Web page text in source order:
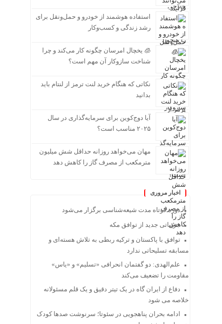
استفاده هوشمند از خودرو و حمل‌ونقل برای
رشد زندگی و کسب‌وکار
🧊 یخچال امرسان چگونه کار می‌کند و چرا
شناخت سازوکار آن مهم است؟
نکاتی که هنگام خرید لنت ترمز از لنتام باید
بدانید
آیا دوج‌کوین برای سرمایه‌گذاری در سال
۲۰۲۵ مناسب است؟
مهان می‌خواهد روزانه حداقل شش میلیون
مترمکعب از مصرف گاز را کاهش دهد
اخبار مروری
دوره کوتاه مدت شیعه‌شناسی برگزار می‌شود
جزئیاتی جدید از توافق مکه
توافق با پاکستان و ترکیه ربطی به تلاش هسته‌ای و
مسابقه تسلیحاتی ندارد
علم‌الهدی: دو گفتمان انحرافی «تسلیم» و «یاس»
مقاومت را تضعیف می‌کند
دفاع از ایران گاه در یک تیتر دقیق و یک قلم مسئولانه
خلاصه می شود
ادامه بحران پناهجویی در سئوتا؛ سرنوشت صدها کودک